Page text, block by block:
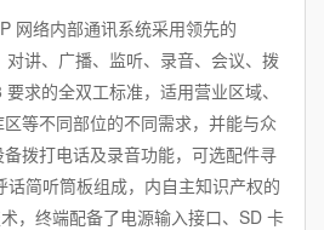
网络内部通讯系统采用领先的
对讲、广播、监听、录音、会议、拨
求的全双工标准，适用营业区域、
等不同部位的不同需求，并能与众
拨打电话及录音功能，可选配件寻
话简听筒板组成，内自主知识产权的
，终端配备了电源输入接口、SD 卡